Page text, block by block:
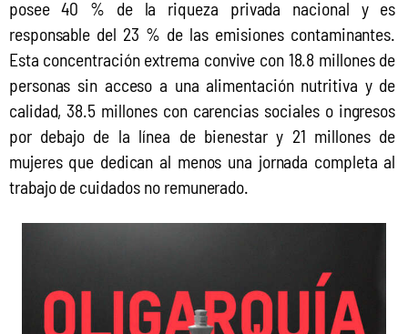
posee 40 % de la riqueza privada nacional y es
responsable del 23 % de las emisiones contaminantes.
Esta concentración extrema convive con 18.8 millones de
personas sin acceso a una alimentación nutritiva y de
calidad, 38.5 millones con carencias sociales o ingresos
por debajo de la línea de bienestar y 21 millones de
mujeres que dedican al menos una jornada completa al
trabajo de cuidados no remunerado.